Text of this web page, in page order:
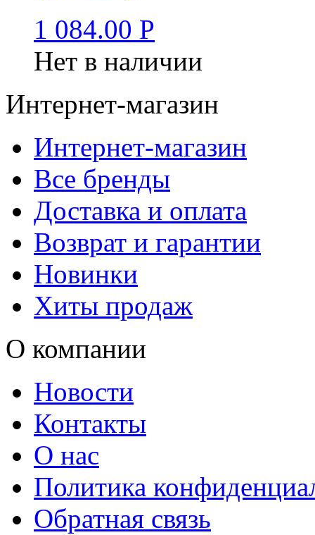
1 084.00 Р
Нет в наличии
Интернет-магазин
Интернет-магазин
Все бренды
Доставка и оплата
Возврат и гарантии
Новинки
Хиты продаж
О компании
Новости
Контакты
О нас
Политика
Обратная связь